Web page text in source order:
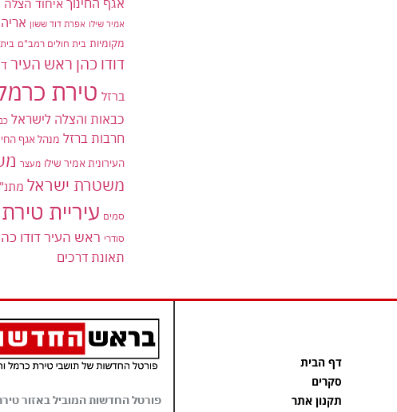
איחוד הצלה
אמיר שילו אפרת דוד ששון
מקומיות בית חולים רמב"ם
דודו כהן ראש העיר
ברזל טירת
כבאות והצלה לישראל
חרבות ברזל מנהל אגף
העירונית אמיר שילו מעצר
משטרת ישראל
סמים עיריית
סודרי ראש העיר דודו
תאונת דרכים
דף הבית
סקרים
תקנון אתר
פורטל החדשות המוביל באזור